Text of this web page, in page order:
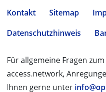
Kontakt Sitemap
Datenschutzhinweis
Für allgemeine Fragen
access.network,
Ihnen gerne unter